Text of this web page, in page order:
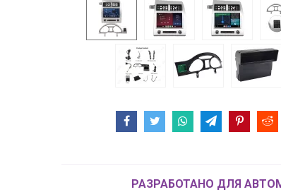
РАЗРАБОТАНО ДЛЯ